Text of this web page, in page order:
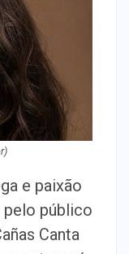
e paixão
pelo público
Canta